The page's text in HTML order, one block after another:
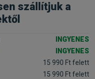
szállítjuk a
INGYENES
INGYENES
15 990 Ft felett
15 990 Ft felett